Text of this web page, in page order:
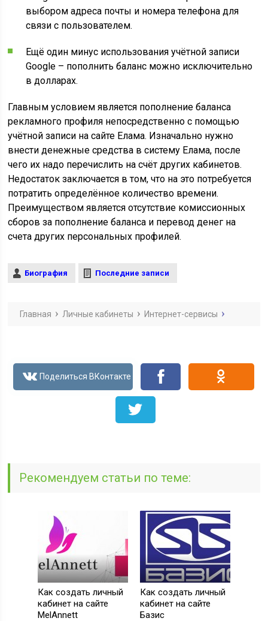
выбором адреса почты и номера телефона для
связи с пользователем.
Ещё один минус использования учётной записи
Google – пополнить баланс можно исключительно
в долларах.
Главным условием является пополнение баланса
рекламного профиля непосредственно с помощью
учётной записи на сайте Елама. Изначально нужно
внести денежные средства в систему Елама, после
чего их надо перечислить на счёт других кабинетов.
Недостаток заключается в том, что на это потребуется
потратить определённое количество времени.
Преимуществом является отсутствие комиссионных
сборов за пополнение баланса и перевод денег на
счета других персональных профилей.
Биография Последние записи
Главная Личные кабинеты Интернет-сервисы
Рекомендуем статьи по теме:
Как создать личный
кабинет на сайте
MelAnnett
Как создать личный
кабинет на сайте
Базис